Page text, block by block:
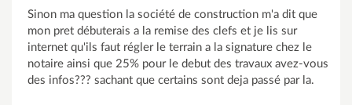
Sinon ma question la société de construction m'a dit que
mon pret débuterais a la remise des clefs et je lis sur
internet qu'ils faut régler le terrain a la signature chez le
notaire ainsi que 25% pour le debut des travaux avez-vous
des infos??? sachant que certains sont deja passé par la.